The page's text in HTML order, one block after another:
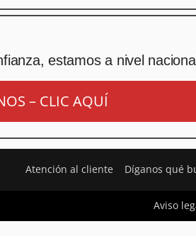
estamos a nivel
– CLIC AQUÍ
Atención al cliente Díganos qué
Aviso